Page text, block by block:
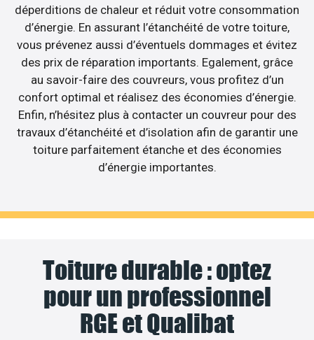
déperditions de chaleur et réduit votre consommation
d’énergie. En assurant l’étanchéité de votre toiture,
vous prévenez aussi d’éventuels dommages et évitez
des prix de réparation importants. Egalement, grâce
au savoir-faire des couvreurs, vous profitez d’un
confort optimal et réalisez des économies d’énergie.
Enfin, n’hésitez plus à contacter un couvreur pour des
travaux d’étanchéité et d’isolation afin de garantir une
toiture parfaitement étanche et des économies
d’énergie importantes.
Toiture durable : optez
pour un professionnel
RGE et Qualibat